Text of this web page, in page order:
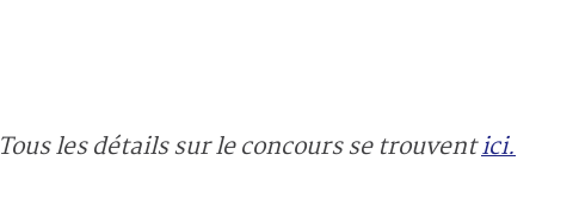
Tous les détails sur le concours se trouventici.